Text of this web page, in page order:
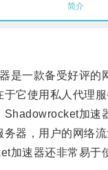
简介
一款备受好评的网
使用私人代理服
加速器
，用户的网络流
速器还非常易于